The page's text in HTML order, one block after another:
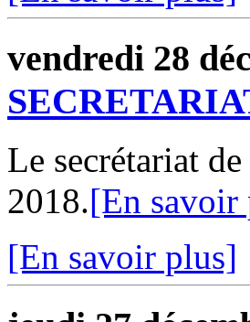
vendredi 28
Le secrétariat
2018.[En savoir
[En savoir plus]